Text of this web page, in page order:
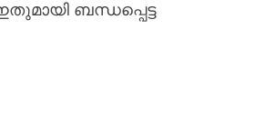
ബന്ധപ്പെട്ട